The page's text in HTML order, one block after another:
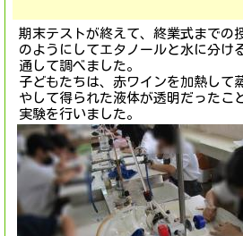
期末テストが終えて、終業式までの
のようにしてエタノールと水に分け
通して調べました。
子どもたちは、赤ワインを加熱して
やして得られた液体が透明だったこ
実験を行いました。